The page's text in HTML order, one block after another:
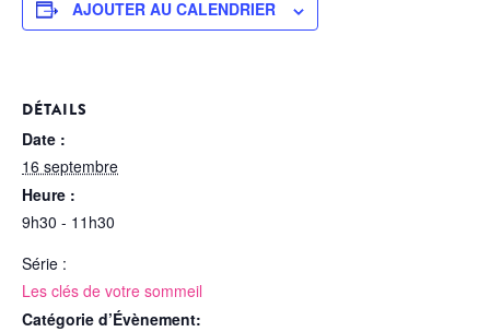
AJOUTER AU CALENDRIER
DÉTAILS
Date :
16 septembre
Heure :
9h30 - 11h30
Série :
Les clés de votre sommeil
Catégorie d’Évènement: